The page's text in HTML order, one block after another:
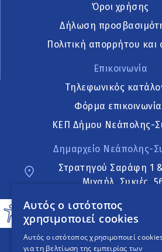
Όροι χρήσης
Δήλωση
Πολιτική απορρήτου και
Επικοινωνία
Τηλεφωνικός
Φόρμα
ΚΕΠ Δήμου Νεάπολης-
Δημαρχείο Νεάπολης-
Στρατηγού Σαράφη 1
Μιχαήλ, Συκιές,
Ακολουθήστε
Αυτός ο ιστότοπος
χρησιμοποιεί cookies
Αυτός ο ιστότοπος χρησιμοποιεί cookies
για τη βελτίωση της εμπειρίας των